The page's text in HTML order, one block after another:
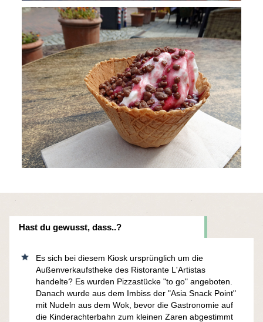
Hast du gewusst, dass..?
Es sich bei diesem Kiosk ursprünglich um die
Außenverkaufstheke des Ristorante L'Artistas
handelte? Es wurden Pizzastücke "to go" angeboten.
Danach wurde aus dem Imbiss der "Asia Snack Point"
mit Nudeln aus dem Wok, bevor die Gastronomie auf
die Kinderachterbahn zum kleinen Zaren abgestimmt